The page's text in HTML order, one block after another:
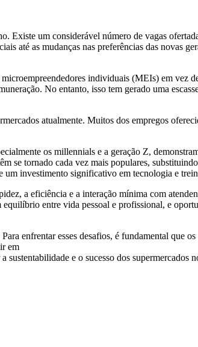
Existe um considerável número de vagas
até as mudanças nas preferências das novas
individuais (MEIs) em vez
No entanto, isso tem gerado uma
atualmente. Muitos dos empregos
os millennials e a geração Z,
se tornado cada vez mais populares,
um investimento significativo em tecnologia e
a eficiência e a interação mínima com
entre vida pessoal e profissional, e
enfrentar esses desafios, é fundamental que os
em
sustentabilidade e o sucesso dos supermercados